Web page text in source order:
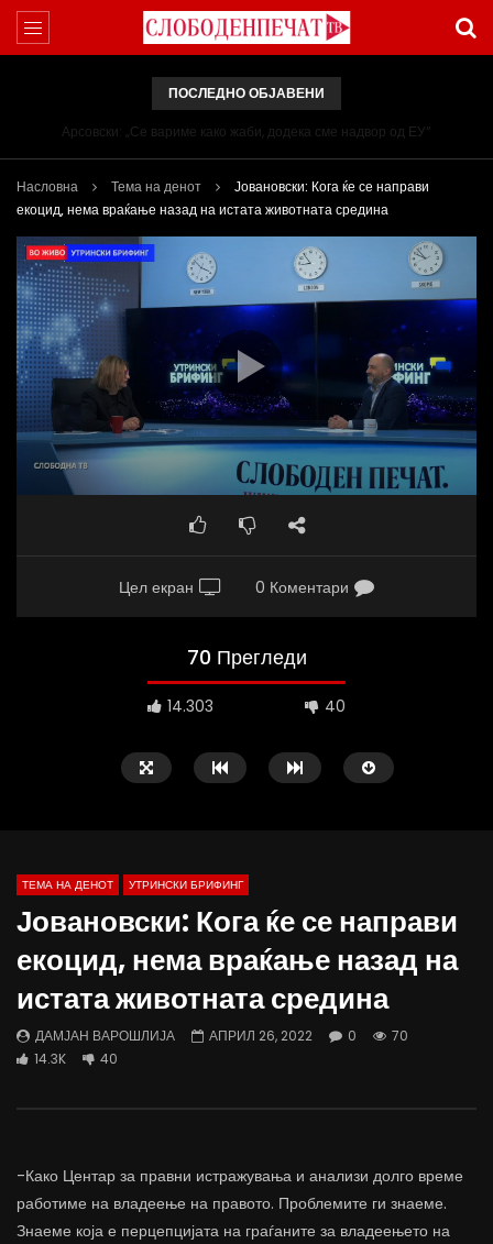
ПОСЛЕДНО ОБЈАВЕНИ
Арсовски: „Се вариме како жаби, додека сме надвор од ЕУ“
Насловна Тема на денот
Јовановски: Кога ќе се направи
екоцид, нема враќање назад на истата животната средина
Цел екран 0 Коментари
70 Прегледи
14.303 40
трае предолго за да дозволиме лесно
ДАМЈАН ВАРОШЛИЈА
флексибилна држава
ТЕМА НА ДЕНОТ УТРИНСКИ БРИФИНГ
Јовановски: Кога ќе се направи
екоцид, нема враќање назад на
истата животната средина
ДАМЈАН ВАРОШЛИЈА АПРИЛ 26, 2022 0
70
14.3K
40
-Како Центар за правни истражувања и анализи долго време
работиме на владеење на правото. Проблемите ги знаеме.
Знаеме која е перцепцијата на граѓаните за владеењето на